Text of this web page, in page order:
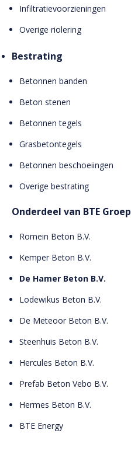
Infiltratievoorzieningen
Overige riolering
Bestrating
Betonnen banden
Beton stenen
Betonnen tegels
Grasbetontegels
Betonnen beschoeiingen
Overige bestrating
Onderdeel van BTE Groep
Romein Beton B.V.
Kemper Beton B.V.
De Hamer Beton B.V.
Lodewikus Beton B.V.
De Meteoor Beton B.V.
Steenhuis Beton B.V.
Hercules Beton B.V.
Prefab Beton Vebo B.V.
Hermes Beton B.V.
BTE Energy